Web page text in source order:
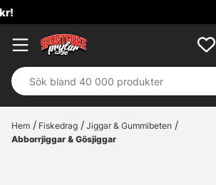
Hem Fiskedrag
Jiggar & Gummibeten
Abborrjiggar & Gösjiggar